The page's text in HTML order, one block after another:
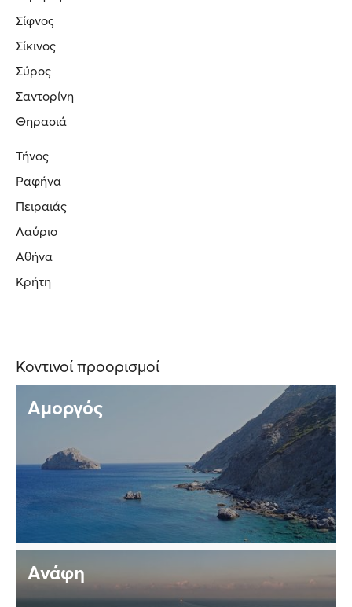
Σίφνος
Σίκινος
Σύρος
Σαντορίνη
Θηρασιά
Τήνος
Ραφήνα
Πειραιάς
Λαύριο
Αθήνα
Κρήτη
Κοντινοί προορισμοί
Αμοργός
Ανάφη